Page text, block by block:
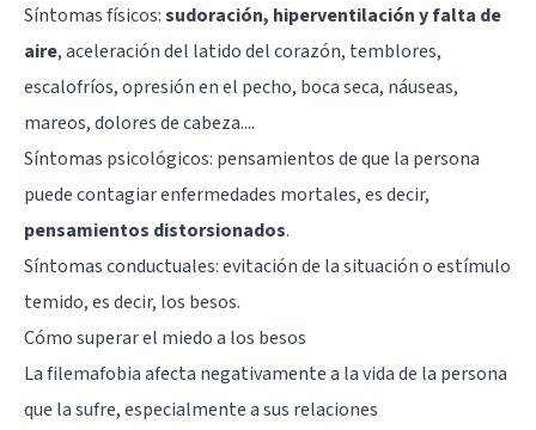
Síntomas físicos:sudoración, hiperventilación y falta de
aire, aceleración del latido del corazón, temblores,
escalofríos, opresión en el pecho, boca seca, náuseas,
mareos, dolores de cabeza....
Síntomas psicológicos: pensamientos de que la persona
puede contagiar enfermedades mortales, es decir,
pensamientos distorsionados.
Síntomas conductuales: evitación de la situación o estímulo
temido, es decir, los besos.
Cómo superar el miedo a los besos
La filemafobia afecta negativamente a la vida de la persona
que la sufre, especialmente a sus relaciones